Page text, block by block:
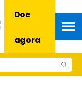
Doe
agora